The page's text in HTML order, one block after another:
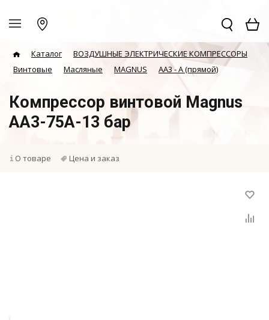
Каталог
ВОЗДУШНЫЕ ЭЛЕКТРИЧЕСКИЕ КОМПРЕССОРЫ
Винтовые
Масляные MAGNUS АА3 - А (прямой)
Компрессор винтовой Magnus
AA3-75A-13 бар
О товаре Цена и заказ